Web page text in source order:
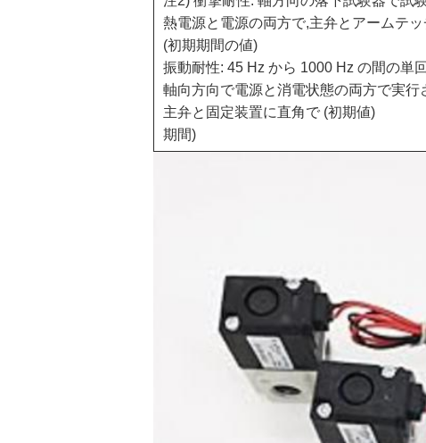
熱電源と電源の両方で,主弁とアームテ
(初期期間の値)
振動耐性: 45 Hz から 1000 Hz の間の単
軸向方向で電源と消電状態の両方で実行
主弁と固定装置に直角で (初期値)
期間)